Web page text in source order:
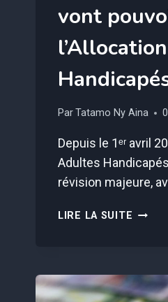
vont
ParTatamo Ny Aina
Depuis le 1ᵉʳ avril
Adultes
révision majeure,
LIRE LA SUITE AAH
VONT